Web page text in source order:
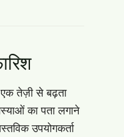
तेज़ी से बढ़ता
का पता लगाने
उपयोगकर्ता